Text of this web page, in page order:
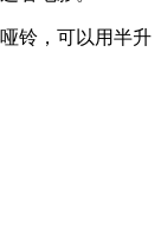
铃，可以用半升